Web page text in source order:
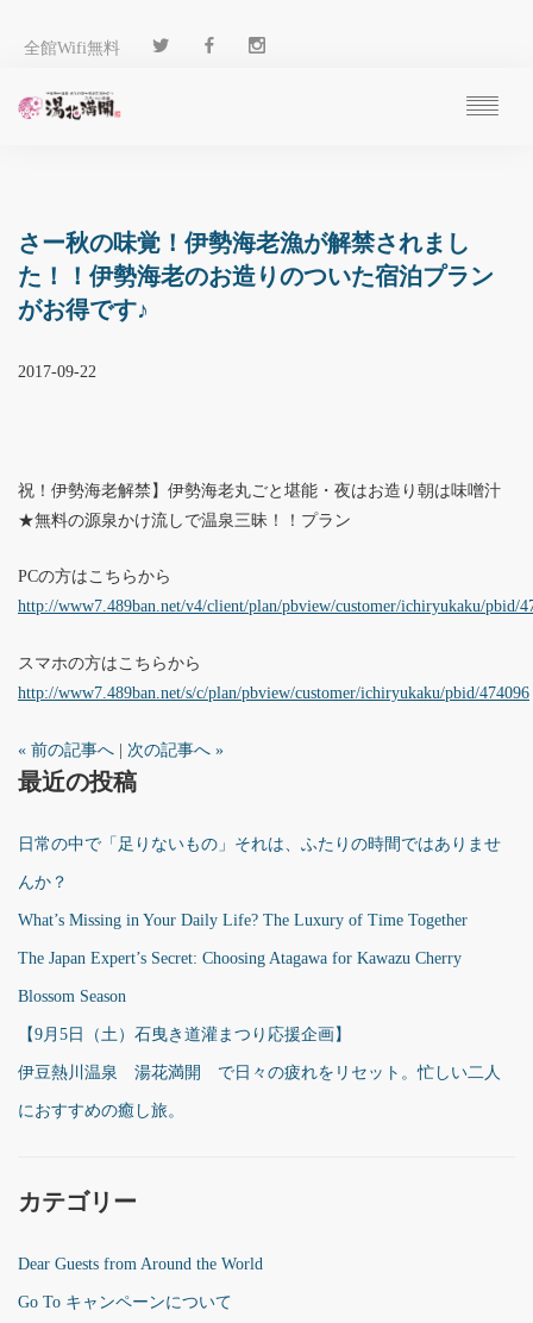
全館Wifi無料
客 室
温 泉
料 理
施 設
アクセス
さー秋の味覚！伊勢海老漁が解禁されまし
た！！伊勢海老のお造りのついた宿泊プラン
がお得です♪
2017-09-22
祝！伊勢海老解禁】伊勢海老丸ごと堪能・夜はお造り朝は味噌汁
★無料の源泉かけ流しで温泉三昧！！プラン
PCの方はこちらから
http://www7.489ban.net/v4/client/plan/pbview/customer/ichiryukaku/pbid/
スマホの方はこちらから
http://www7.489ban.net/s/c/plan/pbview/customer/ichiryukaku/pbid/474096
« 前の記事へ 次の記事へ »
最近の投稿
日常の中で「足りないもの」それは、ふたりの時間ではありませ
んか？
What’s Missing in Your Daily Life? The Luxury of Time Together
The Japan Expert’s Secret: Choosing Atagawa for Kawazu Cherry
Blossom Season
【9月5日（土）石曳き道灌まつり応援企画】
伊豆熱川温泉 湯花満開 で日々の疲れをリセット。忙しい二人
におすすめの癒し旅。
カテゴリー
Dear Guests from Around the World
Go To キャンペーンについて